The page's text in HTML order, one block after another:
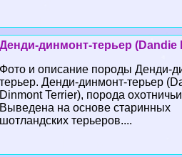
Денди-динмонт-терьер (Dandie
Фото и описание породы Денди-
терьер. Денди-динмонт-терьер
Dinmont Terrier), порода
Выведена на основе старинных
шотландских терьеров....